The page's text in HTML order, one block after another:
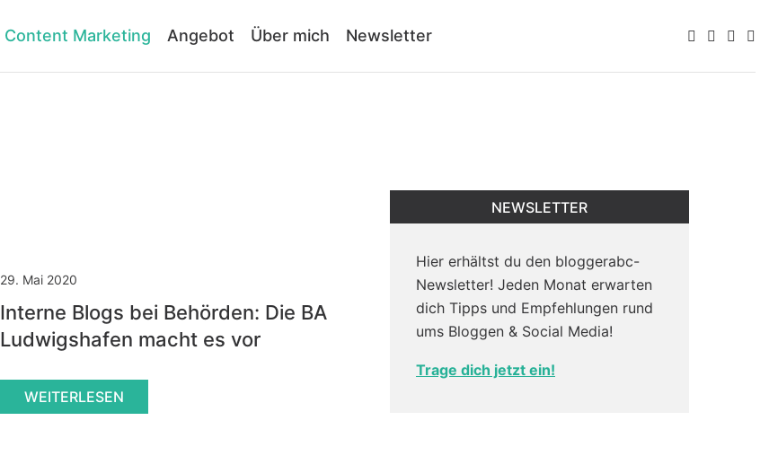
Content Marketing Angebot Über mich Newsletter
29. Mai 2020
Interne Blogs bei Behörden: Die BA
Ludwigshafen macht es vor
WEITERLESEN
NEWSLETTER
Hier erhältst du den bloggerabc-
Newsletter! Jeden Monat erwarten
dich Tipps und Empfehlungen rund
ums Bloggen & Social Media!
Trage dich jetzt ein!